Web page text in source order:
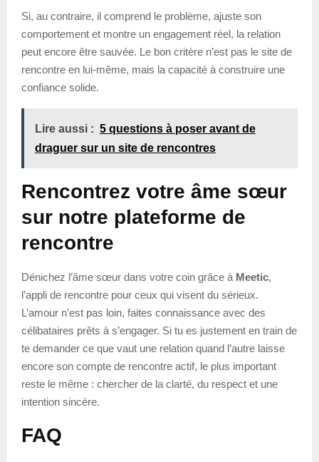
Si, au contraire, il comprend le problème, ajuste son
comportement et montre un engagement réel, la relation
peut encore être sauvée. Le bon critère n’est pas le site de
rencontre en lui-même, mais la capacité à construire une
confiance solide.
Lire aussi : 5 questions à poser avant de
draguer sur un site de rencontres
Rencontrez votre âme sœur
sur notre plateforme de
rencontre
Dénichez l’âme sœur dans votre coin grâce à Meetic,
l’appli de rencontre pour ceux qui visent du sérieux.
L’amour n’est pas loin, faites connaissance avec des
célibataires prêts à s’engager. Si tu es justement en train de
te demander ce que vaut une relation quand l’autre laisse
encore son compte de rencontre actif, le plus important
reste le même : chercher de la clarté, du respect et une
intention sincère.
FAQ